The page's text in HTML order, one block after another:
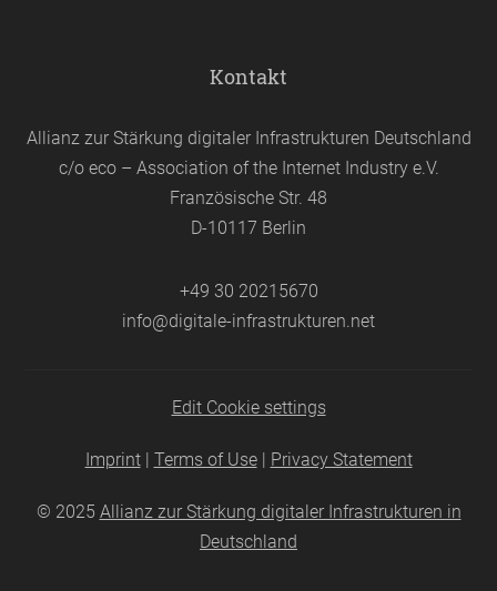
Kontakt
Allianz zur Stärkung digitaler Infrastrukturen Deutschland
c/o eco – Association of the Internet Industry e.V.
Französische Str. 48
D-10117 Berlin
+49 30 20215670
info@digitale-infrastrukturen.net
Edit Cookie settings
Imprint| Terms of Use| Privacy Statement
© 2025 Allianz zur Stärkung digitaler Infrastrukturen in
Deutschland